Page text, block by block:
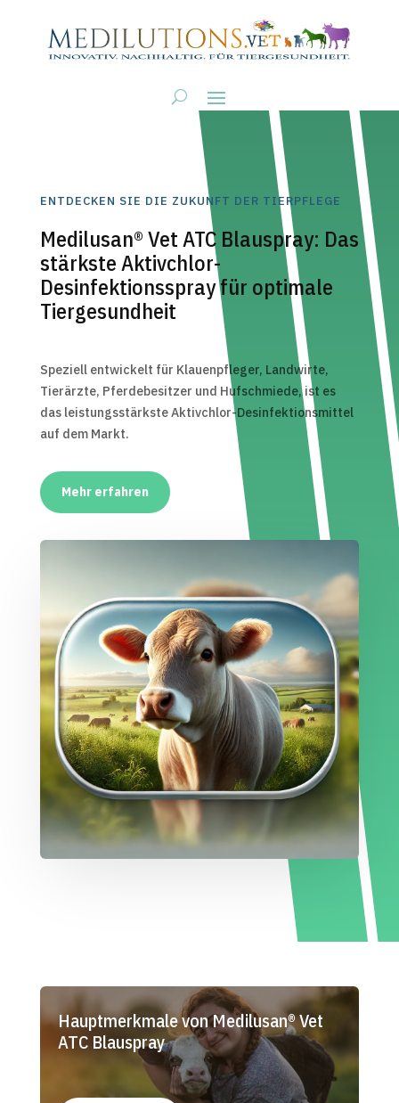
ENTDECKEN SIE DIE ZUKUNFT DER TIERPFLEGE
Medilusan® Vet ATC Blauspray: Das
stärkste Aktivchlor-
Desinfektionsspray für optimale
Tiergesundheit
Speziell entwickelt für Klauenpfleger, Landwirte,
Tierärzte, Pferdebesitzer und Hufschmiede, ist es
das leistungsstärkste Aktivchlor-Desinfektionsmittel
auf dem Markt.
Mehr erfahren
Hauptmerkmale von Medilusan® Vet
ATC Blauspray